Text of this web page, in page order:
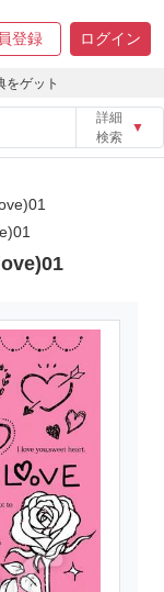
登録 ログイン
をゲット
詳細
検索
▼